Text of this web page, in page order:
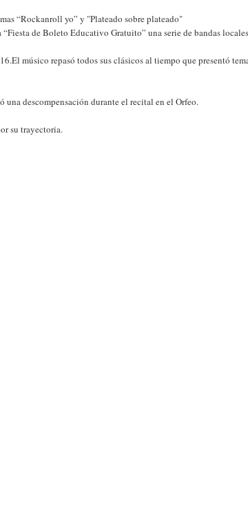
“Rockanroll yo” y "Plateado sobre plateado"
de Boleto Educativo Gratuito” una serie de bandas
músico repasó todos sus clásicos al tiempo que presentó
descompensación durante el recital en el Orfeo.
su trayectoria.